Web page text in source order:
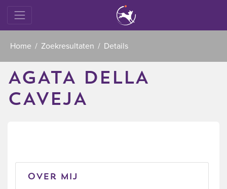
Home Zoekresultaten Details
AGATA DELLA
CAVEJA
Over mij